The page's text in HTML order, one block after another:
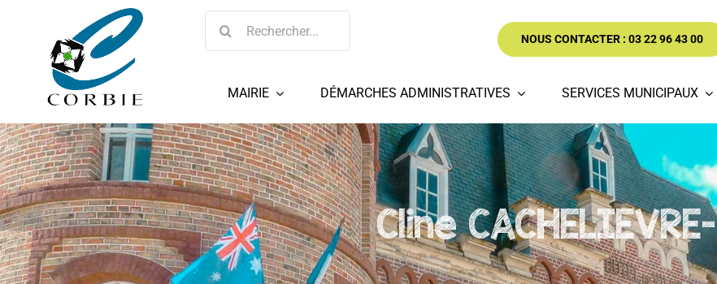
Rechercher:
NOUS CONTACTER : 03 22 96 43 00
MAIRIE DÉMARCHES ADMINISTRATIVES SERVICES MUNICIPAUX
Cline CACHELIEVRE-